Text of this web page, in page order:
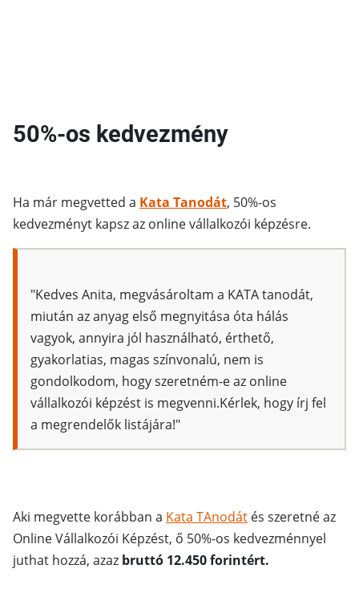
50%-os kedvezmény
Ha már megvetted a Kata Tanodát, 50%-os
kedvezményt kapsz az online vállalkozói képzésre.
"Kedves Anita, megvásároltam a KATA tanodát,
miután az anyag első megnyitása óta hálás
vagyok, annyira jól használható, érthető,
gyakorlatias, magas színvonalú, nem is
gondolkodom, hogy szeretném-e az online
vállalkozói képzést is megvenni.Kérlek, hogy írj fel
a megrendelők listájára!"
Aki megvette korábban a Kata TAnodát és szeretné az
Online Vállalkozói Képzést, ő 50%-os kedvezménnyel
juthat hozzá, azaz bruttó 12.450 forintért.